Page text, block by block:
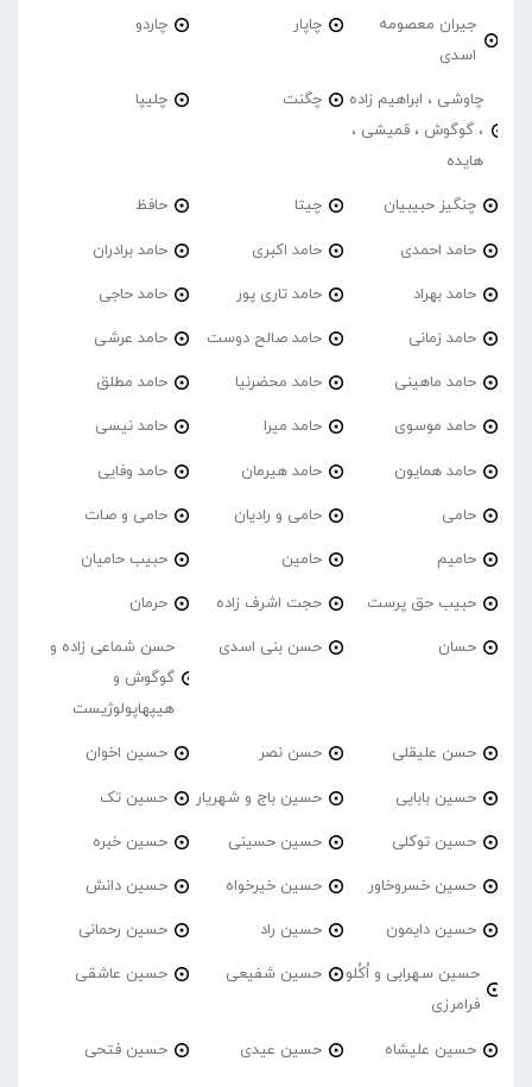
جیران معصومه
اسدی
چاپار چاردو
چاوشی ، ابراهیم زاده
، گوگوش ، قمیشی ،
هایده
چگنت چلیپا
چنگیز حبیبیان چیتا حافظ
حامد احمدی حامد اکبری حامد برادران
حامد بهراد حامد تاری پور حامد حاجی
حامد زمانی حامد صالح دوست حامد عرشی
حامد ماهینی حامد محضرنیا حامد مطلق
حامد موسوی حامد میرا حامد نیسی
حامد همایون حامد هیرمان حامد وفایی
حامی حامی و رادیان حامی و صات
حامیم حامین حبیب حامیان
حبیب حق پرست حجت اشرف زاده حرمان
حسان حسن بنی اسدی
حسن شماعی زاده و
گوگوش و
هیپهاپولوژیست
حسن علیقلی حسن نصر حسین اخوان
حسین بابایی حسین باج و شهریار حسین تک
حسین توکلی حسین حسینی حسین خبره
حسین خسروخاور حسین خیرخواه حسین دانش
حسین دایمون حسین راد حسین رحمانی
حسین سهرابی و اُکُلو
فرامرزی
حسین شفیعی حسین عاشقی
حسین علیشاه حسین عیدی حسین فتحی